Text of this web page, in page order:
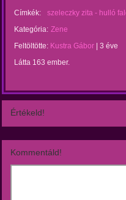
Címkék:
szeleczky zita - hulló
Kategória: Zene
Feltöltötte: Kustra Gábor
3 éve
Látta 163 ember.
Értékeld!
Kommentáld!